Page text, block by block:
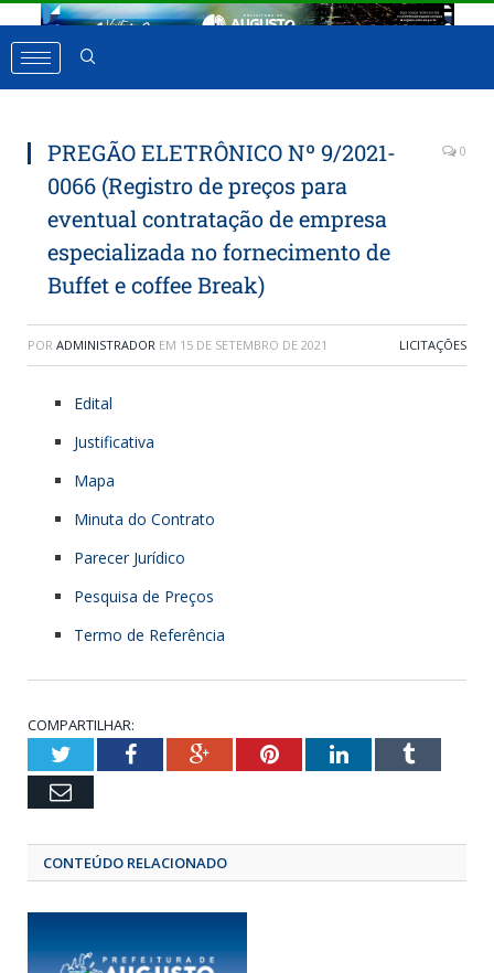
PREGÃO ELETRÔNICO Nº 9/2021-
0066 (Registro de preços para
eventual contratação de empresa
especializada no fornecimento de
Buffet e coffee Break)
0
POR ADMINISTRADOR EM 15 DE SETEMBRO DE 2021 LICITAÇÕES
Edital
Justificativa
Mapa
Minuta do Contrato
Parecer Jurídico
Pesquisa de Preços
Termo de Referência
COMPARTILHAR:
TwitterFacebookGoogle+Pinterest
LinkedIn
Email
CONTEÚDO RELACIONADO